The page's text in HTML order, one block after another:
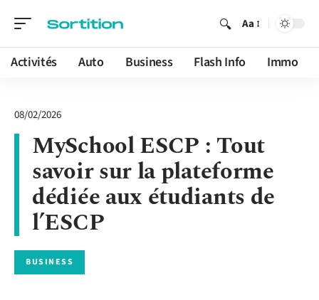
Aa
Activités Auto Business Flash Info Immo
08/02/2026
MySchool ESCP : Tout
savoir sur la plateforme
dédiée aux étudiants de
l’ESCP
BUSINESS